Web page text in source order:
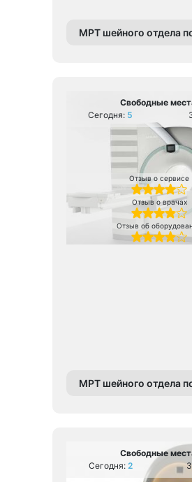
МРТ шейного отдела
Свободные
Сегодня: 5
Отзыв о сервисе
Отзыв о врачах
Отзыв об
МРТ шейного отдела
Свободные
Сегодня: 2